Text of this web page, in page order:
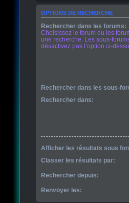
OPTIONS DE RECHERCHE
Rechercher dans les forums:
Choisissez le forum ou les
une recherche. Les sous-
désactivez pas l’option ci-
Rechercher dans les sous-
Rechercher dans:
Afficher les résultats sous
Classer les résultats par:
Rechercher depuis:
Renvoyer les: